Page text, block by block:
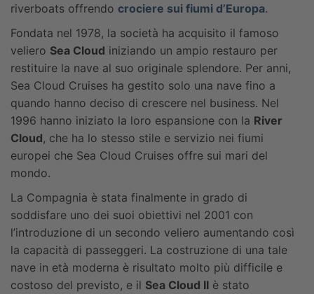
riverboats offrendo crociere sui fiumi d’Europa.
Fondata nel 1978, la società ha acquisito il famoso
veliero Sea Cloud iniziando un ampio restauro per
restituire la nave al suo originale splendore. Per anni,
Sea Cloud Cruises ha gestito solo una nave fino a
quando hanno deciso di crescere nel business. Nel
1996 hanno iniziato la loro espansione con la River
Cloud, che ha lo stesso stile e servizio nei fiumi
europei che Sea Cloud Cruises offre sui mari del
mondo.
La Compagnia è stata finalmente in grado di
soddisfare uno dei suoi obiettivi nel 2001 con
l’introduzione di un secondo veliero aumentando così
la capacità di passeggeri. La costruzione di una tale
nave in età moderna è risultato molto più difficile e
costoso del previsto, e il Sea Cloud II è stato